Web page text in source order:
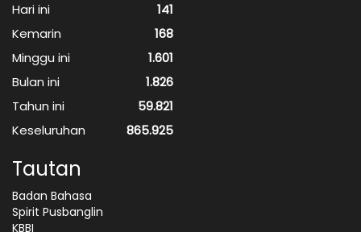
Hari ini
141
Kemarin
168
Minggu ini
1.601
Bulan ini
1.826
Tahun ini
59.821
Keseluruhan
865.925
Tautan
Badan Bahasa
Spirit Pusbanglin
KBBI